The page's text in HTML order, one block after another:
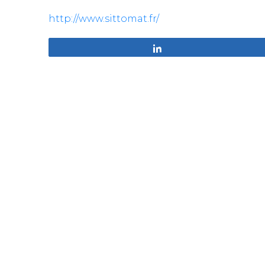
http://www.sittomat.fr/